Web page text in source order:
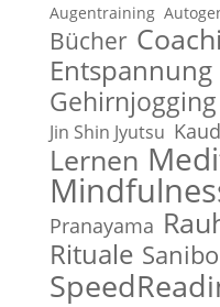
Augentraining
Bücher
Entspannung
Gehirnjogging
Jin Shin Jyutsu
Lernen
Pranayama
Rituale